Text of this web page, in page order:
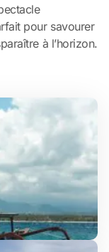
pour savourer
à l’horizon.